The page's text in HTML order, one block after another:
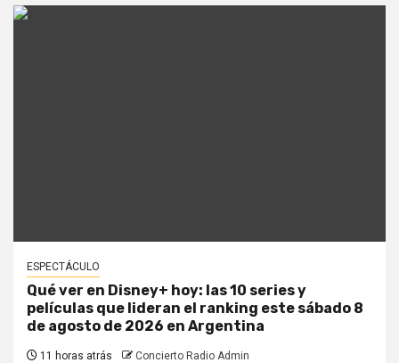
ESPECTÁCULO
Qué ver en Disney+ hoy: las 10 series y
películas que lideran el ranking este sábado 8
de agosto de 2026 en Argentina
11 horas atrás Concierto Radio Admin